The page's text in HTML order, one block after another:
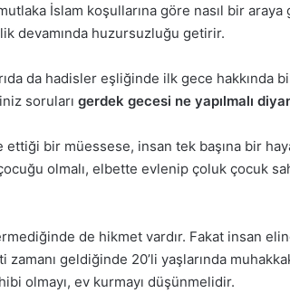
İslam koşullarına göre nasıl bir
devamında huzursuzluğu getirir.
da hadisler eşliğinde ilk gece hakkında
soruları gerdek gecesi ne yapılmalı
ettiği bir müessese, insan tek başına bir
olmalı, elbette evlenip çoluk çocuk
de hikmet vardır. Fakat insan
zamanı geldiğinde 20’li yaşlarında
olmayı, ev kurmayı düşünmelidir.